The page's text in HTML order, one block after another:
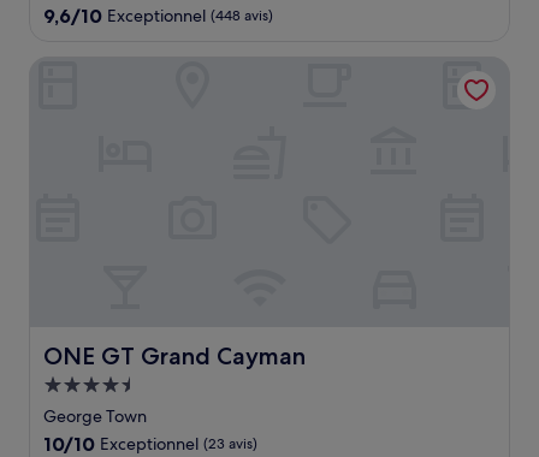
9.6
10,
9,6/10 Exceptionnel (448 avis)
ONE GT Grand Cayman
ONE GT Grand Cayman
Hébergement
4.5 étoiles
George Town
10.0
10/10 Exceptionnel (23 avis)